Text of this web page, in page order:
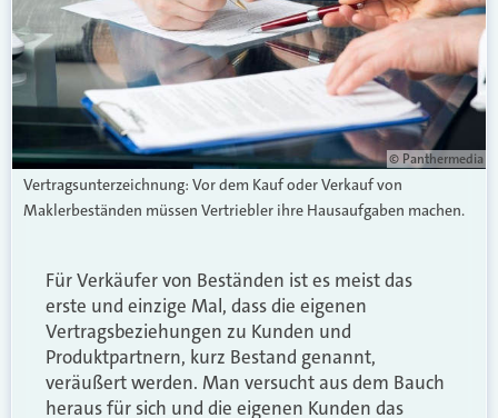
© Panthermedia
Vertragsunterzeichnung: Vor dem Kauf oder Verkauf von
Maklerbeständen müssen Vertriebler ihre Hausaufgaben machen.
Für Verkäufer von Beständen ist es meist das
erste und einzige Mal, dass die eigenen
Vertragsbeziehungen zu Kunden und
Produktpartnern, kurz Bestand genannt,
veräußert werden. Man versucht aus dem Bauch
heraus für sich und die eigenen Kunden das